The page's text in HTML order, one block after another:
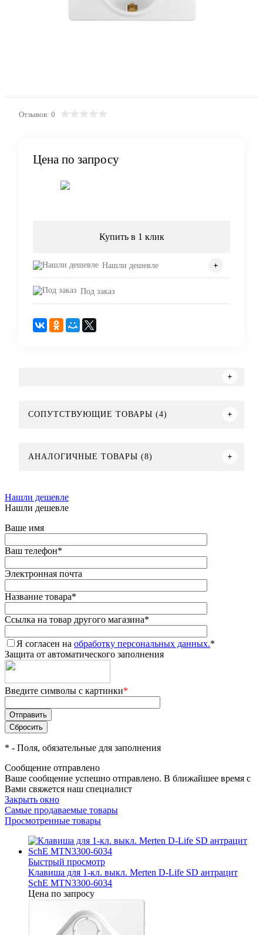
Отзывов: 0
Цена по запросу
Купить в 1 клик
Нашли дешевле
Под заказ
СОПУТСТВУЮЩИЕ ТОВАРЫ (4)
АНАЛОГИЧНЫЕ ТОВАРЫ (8)
Нашли дешевле
Нашли дешевле
Ваше имя
Ваш телефон*
Электронная почта
Название товара*
Ссылка на товар другого магазина*
Я согласен на обработку персональных данных.*
Защита от автоматического заполнения
Введите символы с картинки*
* - Поля, обязательные для заполнения
Сообщение отправлено
Ваше сообщение успешно отправлено. В ближайшее время с
Вами свяжется наш специалист
Закрыть окно
Самые продаваемые товары
Просмотренные товары
Быстрый просмотр
Клавиша для 1-кл. выкл. Merten D-Life SD антрацит
SchE MTN3300-6034
Цена по запросу